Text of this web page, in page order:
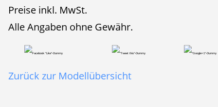
Preise inkl. MwSt.
Alle Angaben ohne Gewähr.
Zurück zur Modellübersicht